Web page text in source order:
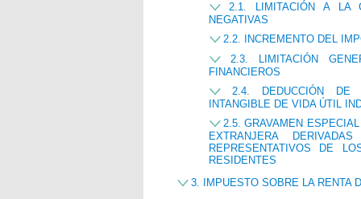
2.1. LIMITACIÓN A LA
NEGATIVAS
2.2. INCREMENTO DEL
2.3. LIMITACIÓN
FINANCIEROS
2.4. DEDUCCIÓN DE
INTANGIBLE DE VIDA ÚTIL
2.5. GRAVAMEN
EXTRANJERA
REPRESENTATIVOS DE
RESIDENTES
3. IMPUESTO SOBRE LA RENTA